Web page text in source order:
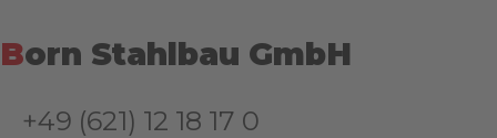
Born Stahlbau GmbH
+49 (621) 12 18 17 0